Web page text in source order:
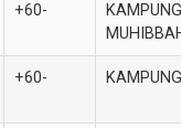
+60-
+60-